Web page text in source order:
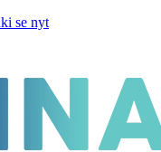
se nyt